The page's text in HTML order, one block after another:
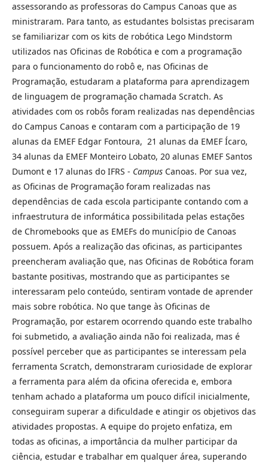
assessorando as professoras do Campus Canoas que as
ministraram. Para tanto, as estudantes bolsistas precisaram
se familiarizar com os kits de robótica Lego Mindstorm
utilizados nas Oficinas de Robótica e com a programação
para o funcionamento do robô e, nas Oficinas de
Programação, estudaram a plataforma para aprendizagem
de linguagem de programação chamada Scratch. As
atividades com os robôs foram realizadas nas dependências
do Campus Canoas e contaram com a participação de 19
alunas da EMEF Edgar Fontoura, 21 alunas da EMEF Ícaro,
34 alunas da EMEF Monteiro Lobato, 20 alunas EMEF Santos
Dumont e 17 alunas do IFRS - Campus Canoas. Por sua vez,
as Oficinas de Programação foram realizadas nas
dependências de cada escola participante contando com a
infraestrutura de informática possibilitada pelas estações
de Chromebooks que as EMEFs do município de Canoas
possuem. Após a realização das oficinas, as participantes
preencheram avaliação que, nas Oficinas de Robótica foram
bastante positivas, mostrando que as participantes se
interessaram pelo conteúdo, sentiram vontade de aprender
mais sobre robótica. No que tange às Oficinas de
Programação, por estarem ocorrendo quando este trabalho
foi submetido, a avaliação ainda não foi realizada, mas é
possível perceber que as participantes se interessam pela
ferramenta Scratch, demonstraram curiosidade de explorar
a ferramenta para além da oficina oferecida e, embora
tenham achado a plataforma um pouco difícil inicialmente,
conseguiram superar a dificuldade e atingir os objetivos das
atividades propostas. A equipe do projeto enfatiza, em
todas as oficinas, a importância da mulher participar da
ciência, estudar e trabalhar em qualquer área, superando